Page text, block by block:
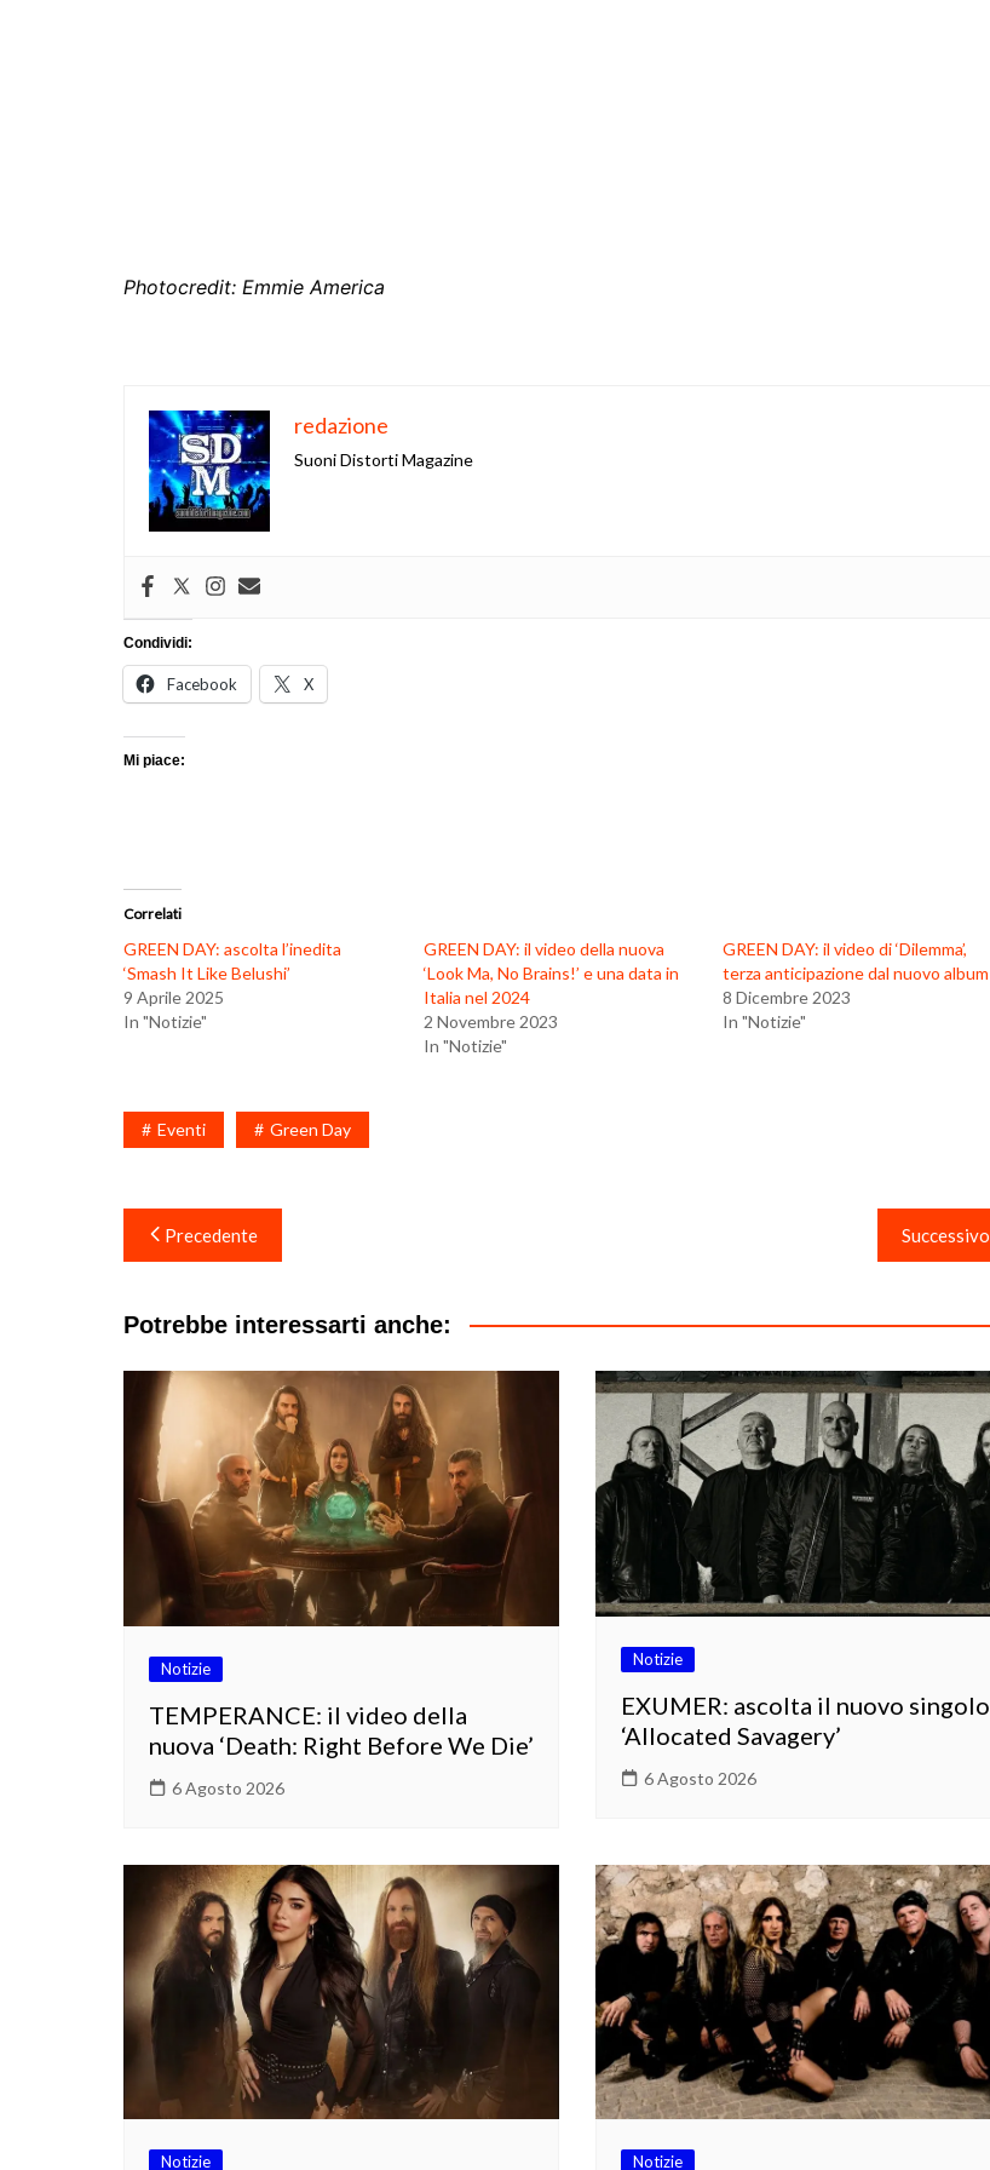
Photocredit: Emmie America
redazione
Suoni Distorti Magazine
Condividi:
Facebook X
Mi piace:
Correlati
GREEN DAY: ascolta l’inedita
‘Smash It Like Belushi’
9 Aprile 2025
In "Notizie"
GREEN DAY: il video della nuova
‘Look Ma, No Brains!’ e una data in
Italia nel 2024
2 Novembre 2023
In "Notizie"
GREEN DAY: il video di ‘Dilemma’,
terza anticipazione dal nuovo album
8 Dicembre 2023
In "Notizie"
Eventi Green Day
Navigazione
articoli
Precedente Successivo
Potrebbe interessarti anche:
Notizie
TEMPERANCE: il video della
nuova ‘Death: Right Before We Die’
6 Agosto 2026
Notizie
EXUMER: ascolta il nuovo singolo
‘Allocated Savagery’
6 Agosto 2026
Notizie Notizie